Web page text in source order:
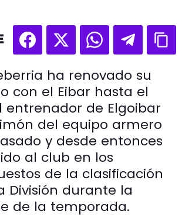
ha renovado su
con el Eibar hasta el
entrenador de Elgoibar
del equipo armero
y desde entonces
al club en los
de la clasificación
División durante la
de la temporada.